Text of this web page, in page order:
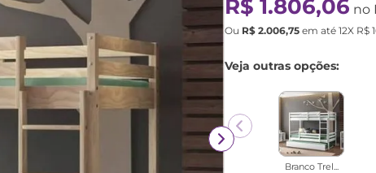
R$ 1.806,06 no
Ou R$ 2.006,75em até 12X R$
Veja outras opções:
Branco Trel...